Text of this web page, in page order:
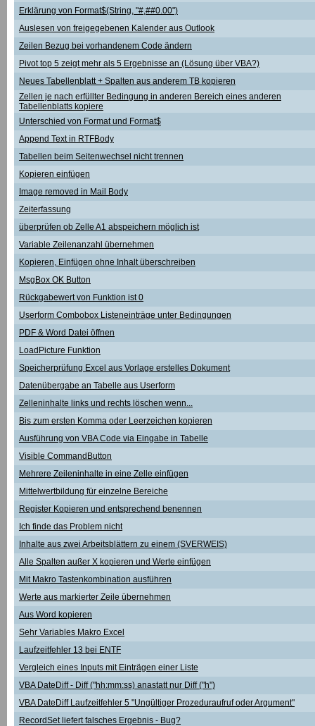
Erklärung von Format$(String, "#,##0.00")
Auslesen von freigegebenen Kalender aus Outlook
Zeilen Bezug bei vorhandenem Code ändern
Pivot top 5 zeigt mehr als 5 Ergebnisse an (Lösung über VBA?)
Neues Tabellenblatt + Spalten aus anderem TB kopieren
Zellen je nach erfüllter Bedingung in anderen Bereich eines anderen
Tabellenblatts kopiere
Unterschied von Format und Format$
Append Text in RTFBody
Tabellen beim Seitenwechsel nicht trennen
Kopieren einfügen
Image removed in Mail Body
Zeiterfassung
überprüfen ob Zelle A1 abspeichern möglich ist
Variable Zeilenanzahl übernehmen
Kopieren, Einfügen ohne Inhalt überschreiben
MsgBox OK Button
Rückgabewert von Funktion ist 0
Userform Combobox Listeneinträge unter Bedingungen
PDF & Word Datei öffnen
LoadPicture Funktion
Speicherprüfung Excel aus Vorlage erstelles Dokument
Datenübergabe an Tabelle aus Userform
Zelleninhalte links und rechts löschen wenn...
Bis zum ersten Komma oder Leerzeichen kopieren
Ausführung von VBA Code via Eingabe in Tabelle
Visible CommandButton
Mehrere Zeileninhalte in eine Zelle einfügen
Mittelwertbildung für einzelne Bereiche
Register Kopieren und entsprechend benennen
Ich finde das Problem nicht
Inhalte aus zwei Arbeitsblättern zu einem (SVERWEIS)
Alle Spalten außer X kopieren und Werte einfügen
Mit Makro Tastenkombination ausführen
Werte aus markierter Zeile übernehmen
Aus Word kopieren
Sehr Variables Makro Excel
Laufzeitfehler 13 bei ENTF
Vergleich eines Inputs mit Einträgen einer Liste
VBA DateDiff - Diff ("hh:mm:ss) anastatt nur Diff ("h")
VBA DateDiff Laufzeitfehler 5 "Ungültiger Prozeduraufruf oder Argument"
RecordSet liefert falsches Ergebnis - Bug?